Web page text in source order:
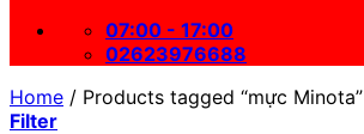
07:00 - 17:00
02623976688
Home / Products tagged “mực Minota”
Filter